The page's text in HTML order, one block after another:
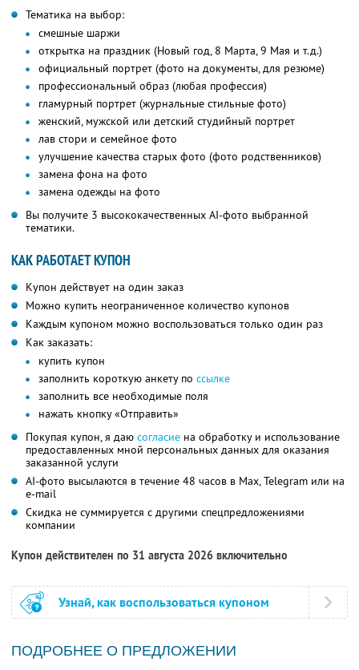
Тематика на выбор:
смешные шаржи
открытка на праздник (Новый год, 8 Марта, 9 Мая и т.д.)
официальный портрет (фото на документы, для резюме)
профессиональный образ (любая профессия)
гламурный портрет (журнальные стильные фото)
женский, мужской или детский студийный портрет
лав стори и семейное фото
улучшение качества старых фото (фото родственников)
замена фона на фото
замена одежды на фото
Вы получите 3 высококачественных AI-фото выбранной
тематики.
КАК РАБОТАЕТ КУПОН
Купон действует на один заказ
Можно купить неограниченное количество купонов
Каждым купоном можно воспользоваться только один раз
Как заказать:
купить купон
заполнить короткую анкету по ссылке
заполнить все необходимые поля
нажать кнопку «Отправить»
Покупая купон, я даю согласие на обработку и использование
предоставленных мной персональных данных для оказания
заказанной услуги
AI-фото высылаются в течение 48 часов в Max, Telegram или на
e-mail
Скидка не суммируется с другими спецпредложениями
компании
Купон действителен по 31 августа 2026 включительно
Узнай, как воспользоваться купоном
ПОДРОБНЕЕ О ПРЕДЛОЖЕНИИ